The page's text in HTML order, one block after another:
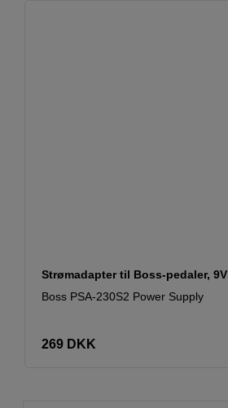
Strømadapter til Boss-pedaler, 9V
Boss PSA-230S2 Power Supply
269 DKK